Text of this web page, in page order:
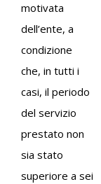
motivata
dell’ente, a
condizione
che, in tutti i
casi, il periodo
del servizio
prestato non
sia stato
superiore a sei